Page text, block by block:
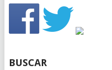
BUSCAR